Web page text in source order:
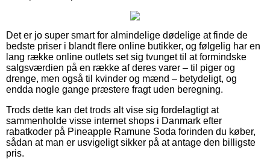
Det er jo super smart for almindelige dødelige at finde de
bedste priser i blandt flere online butikker, og følgelig har en
lang række online outlets set sig tvunget til at formindske
salgsværdien på en række af deres varer – til piger og
drenge, men også til kvinder og mænd – betydeligt, og
endda nogle gange præstere fragt uden beregning.
Trods dette kan det trods alt vise sig fordelagtigt at
sammenholde visse internet shops i Danmark efter
rabatkoder på Pineapple Ramune Soda forinden du køber,
sådan at man er usvigeligt sikker på at antage den billigste
pris.